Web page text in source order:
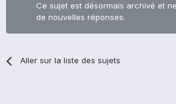
Ce sujet est désormais archivé et
de nouvelles réponses.
Aller sur la liste des sujets